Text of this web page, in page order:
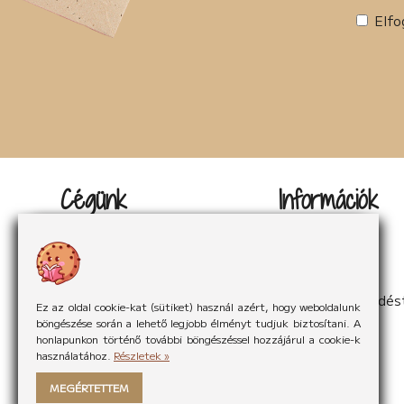
Ez az oldal cookie-kat (sütiket) használ azért, hogy weboldalunk
böngészése során a lehető legjobb élményt tudjuk biztosítani. A
honlapunkon történő további böngészéssel hozzájárul a cookie-k
használatához. Részletek »
MEGÉRTETTEM
Urban Fantasy (3)
Utikönyv (1)
Cégünk
Rólunk
Rólunk mondták
Hírek
Partnereink
Információk
Elállás a